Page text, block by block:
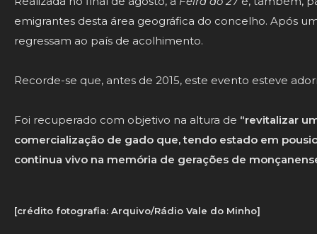
emigrantes desta área geográfica do concelho. Após
regressam ao país de acolhimento.
Recorde-se que, antes de 2015, este evento esteve
Foi recuperado com objetivo na altura de “revitalizar
comercialização de gado que, tendo estado em
continua vivo na memória de gerações de
[crédito fotografia: Arquivo/Rádio Vale do Minho]